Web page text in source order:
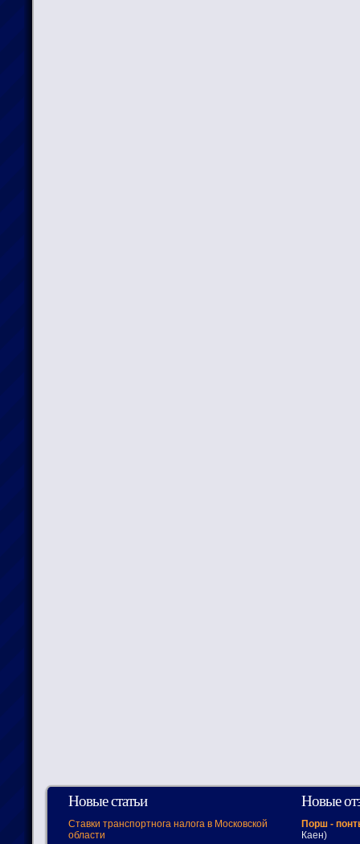
Новые статьи
Ставки транспортнога налога в Московской
области
Новые
Порш -
Каен)